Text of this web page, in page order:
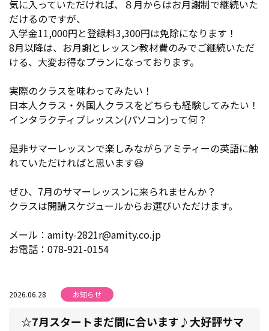
気に入っていただければ、８月からはお月謝制で継続いた
だけるのですが、
入学金11,000円と登録料3,300円は免除になります！
8月以降は、お月謝とレッスン教材費のみでご継続いただ
ける、大変お得なプランになっております。
実際のクラスを味わってみたい！
日本人クラス・外国人クラスをどちらも経験してみたい！
インタラクティブレッスン(パソコン)って何？
是非サマーレッスンで楽しみながらアミティーの英語に触
れていただければと思います😃
ぜひ、7月のサマーレッスンに来られませんか？
クラスは開講スケジュールからお選びいただけます。
メール：amity-2821r@amity.co.jp
お電話：078-921-0154
2026.06.28 お知らせ
☆7月スタートまだ間に合います♪大好評サマ